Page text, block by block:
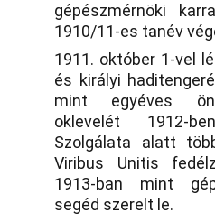
gépészmérnöki
1910/11-es tanév
1911. október 1-vel
és királyi
mint egyéves
oklevelét 1912-
Szolgálata alatt
Viribus Unitis
1913-ban mint
segéd szerelt le.